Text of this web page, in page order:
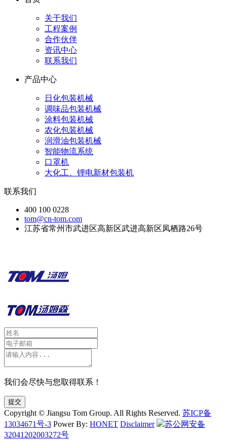
关于我们
工程案例
合作伙伴
资讯中心
联系我们
产品中心
日化包装机械
调味品包装机械
涂料包装机械
农化包装机械
润滑油包装机械
智能物流系统
口罩机
大化工、锂电新材包装机
联系我们
400 100 0228
tom@cn-tom.com
江苏省常州市武进区高新区武进高新区凤栖路26号
我们会尽快与您取得联系！
提交
Copyright © Jiangsu Tom Group. All Rights Reserved. 苏ICP备
13034671号-3 Power By: HONET Disclaimer
苏公网安备
32041202003272号